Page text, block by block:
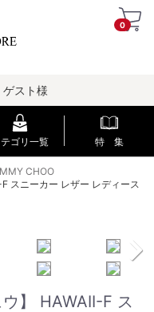
0
スト様
ゴリ一覧 特 集
CHOO
スニーカー レザー レディース
】 HAWAII-F ス